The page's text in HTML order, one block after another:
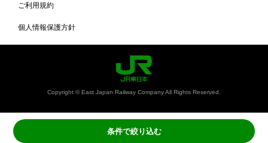
条件で絞り込む
ご利用規約
個人情報保護方針
Copyright © East Japan Railway Company All Rights Reserved.